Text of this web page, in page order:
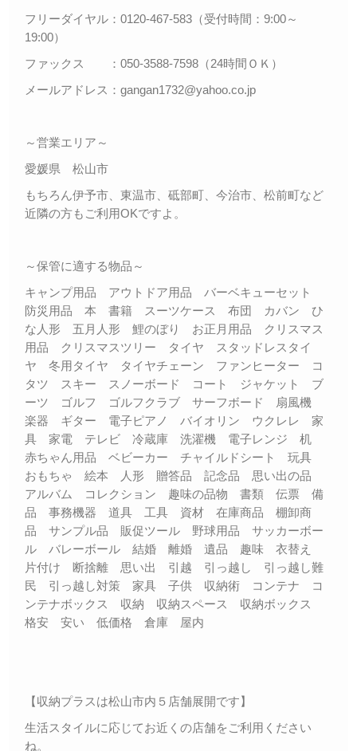
フリーダイヤル：0120-467-583（受付時間：9:00～
19:00）
ファックス ：050-3588-7598（24時間ＯＫ）
メールアドレス：gangan1732@yahoo.co.jp
～営業エリア～
愛媛県 松山市
もちろん伊予市、東温市、砥部町、今治市、松前町など
近隣の方もご利用OKですよ。
～保管に適する物品～
キャンプ用品 アウトドア用品 バーベキューセット
防災用品 本 書籍 スーツケース 布団 カバン ひ
な人形 五月人形 鯉のぼり お正月用品 クリスマス
用品 クリスマスツリー タイヤ スタッドレスタイ
ヤ 冬用タイヤ タイヤチェーン ファンヒーター コ
タツ スキー スノーボード コート ジャケット ブ
ーツ ゴルフ ゴルフクラブ サーフボード 扇風機
楽器 ギター 電子ピアノ バイオリン ウクレレ 家
具 家電 テレビ 冷蔵庫 洗濯機 電子レンジ 机
赤ちゃん用品 ベビーカー チャイルドシート 玩具
おもちゃ 絵本 人形 贈答品 記念品 思い出の品
アルバム コレクション 趣味の品物 書類 伝票 備
品 事務機器 道具 工具 資材 在庫商品 棚卸商
品 サンプル品 販促ツール 野球用品 サッカーボー
ル バレーボール 結婚 離婚 遺品 趣味 衣替え
片付け 断捨離 思い出 引越 引っ越し 引っ越し難
民 引っ越し対策 家具 子供 収納術 コンテナ コ
ンテナボックス 収納 収納スペース 収納ボックス
格安 安い 低価格 倉庫 屋内
【収納プラスは松山市内５店舗展開です】
生活スタイルに応じてお近くの店舗をご利用ください
ね。